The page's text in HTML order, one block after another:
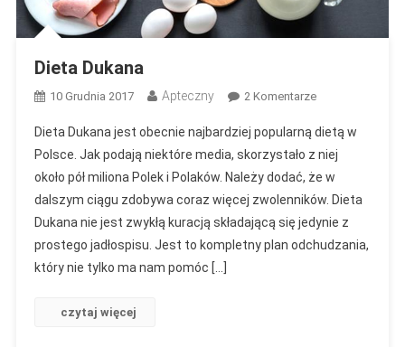
Dieta Dukana
10 Grudnia 2017 Apteczny 2 KomentarzeDo
Dukana
Dieta Dukana jest obecnie najbardziej popularną dietą w
Polsce. Jak podają niektóre media, skorzystało z niej
około pół miliona Polek i Polaków. Należy dodać, że w
dalszym ciągu zdobywa coraz więcej zwolenników. Dieta
Dukana nie jest zwykłą kuracją składającą się jedynie z
prostego jadłospisu. Jest to kompletny plan odchudzania,
który nie tylko ma nam pomóc […]
czytaj więcej